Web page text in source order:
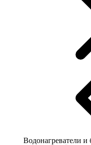
Водонагреватели и